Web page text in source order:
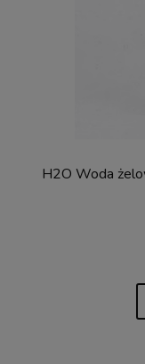
H2O Woda